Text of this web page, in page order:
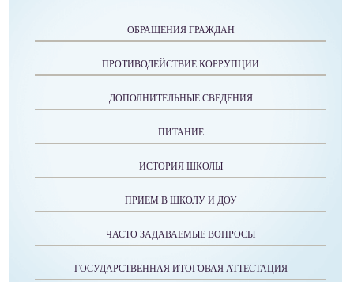
ОБРАЩЕНИЯ ГРАЖДАН
ПРОТИВОДЕЙСТВИЕ КОРРУПЦИИ
ДОПОЛНИТЕЛЬНЫЕ СВЕДЕНИЯ
ПИТАНИЕ
ИСТОРИЯ ШКОЛЫ
ПРИЕМ В ШКОЛУ И ДОУ
ЧАСТО ЗАДАВАЕМЫЕ ВОПРОСЫ
ГОСУДАРСТВЕННАЯ ИТОГОВАЯ АТТЕСТАЦИЯ